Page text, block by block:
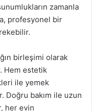
zamanla
profesyonel bir
birleşimi olarak
Hem estetik
ile yemek
Doğru bakım ile uzun
her evin